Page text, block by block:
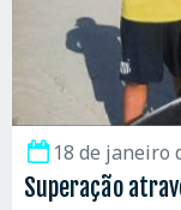
18 de janeiro
Superação